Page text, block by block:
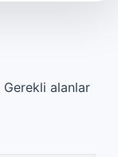
Gerekli alanlar